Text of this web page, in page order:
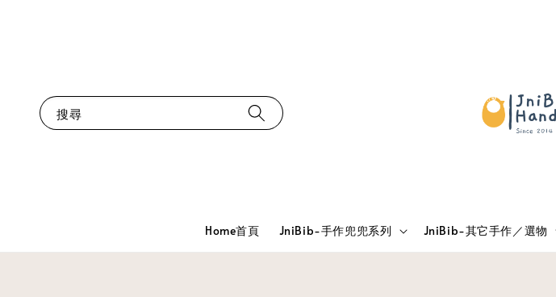
搜尋
Home首頁 JniBib-手作兜兜系列 JniBib-其它手作／選物